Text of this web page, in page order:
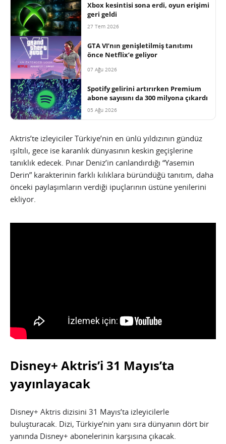
Xbox kesintisi sona erdi, oyun erişimi
geri geldi
27 Tem 2026
GTA VI’nın genişletilmiş tanıtımı
önce Netflix’e geliyor
07 Ağu 2026
Spotify gelirini artırırken Premium
abone sayısını da 300 milyona çıkardı
05 Ağu 2026
Aktris’te izleyiciler Türkiye’nin en ünlü yıldızının gündüz
ışıltılı, gece ise karanlık dünyasının keskin geçişlerine
tanıklık edecek. Pınar Deniz’in canlandırdığı “Yasemin
Derin” karakterinin farklı kılıklara büründüğü tanıtım, daha
önceki paylaşımların verdiği ipuçlarının üstüne yenilerini
ekliyor.
Disney+ Aktris’i 31 Mayıs’ta
yayınlayacak
Disney+ Aktris dizisini 31 Mayıs’ta izleyicilerle
buluşturacak. Dizi, Türkiye’nin yanı sıra dünyanın dört bir
yanında Disney+ abonelerinin karşısına çıkacak.